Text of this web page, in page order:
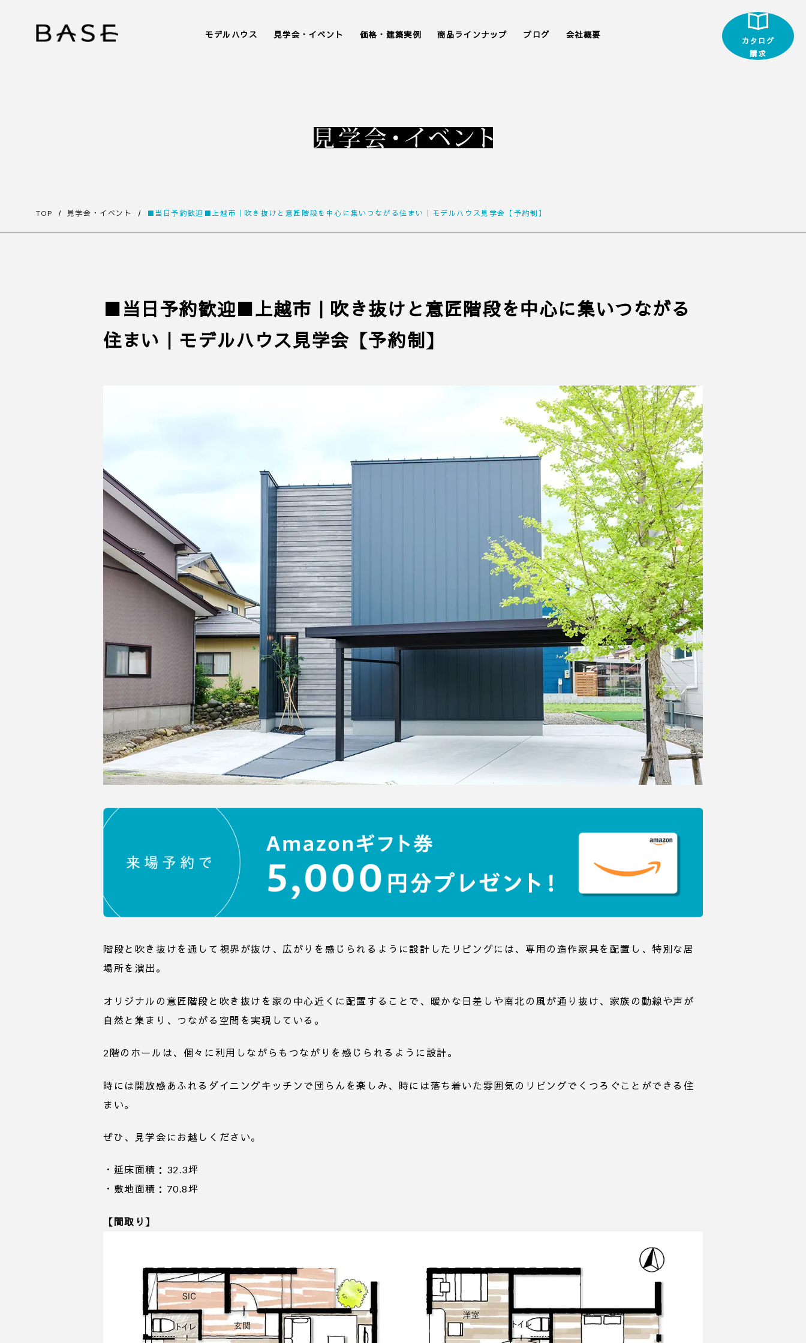
モデルハウス 見学会・イベント 価格・建築実例 商品ラインナップ ブログ 会社概要
カタログ
請求
TOP 見学会・イベント ■当日予約歓迎■上越市｜吹き抜けと意匠階段を中心に集いつながる住まい｜モデルハウス見学会【予約制】
■当日予約歓迎■上越市｜吹き抜けと意匠階段を中心に集いつながる
住まい｜モデルハウス見学会【予約制】
階段と吹き抜けを通して視界が抜け、広がりを感じられるように設計したリビングには、専用の造作家具を配置し、特別な居
場所を演出。
オリジナルの意匠階段と吹き抜けを家の中心近くに配置することで、暖かな日差しや南北の風が通り抜け、家族の動線や声が
自然と集まり、つながる空間を実現している。
2階のホールは、個々に利用しながらもつながりを感じられるように設計。
時には開放感あふれるダイニングキッチンで団らんを楽しみ、時には落ち着いた雰囲気のリビングでくつろぐことができる住
まい。
ぜひ、見学会にお越しください。
・延床面積：32.3坪
・敷地面積：70.8坪
【間取り】